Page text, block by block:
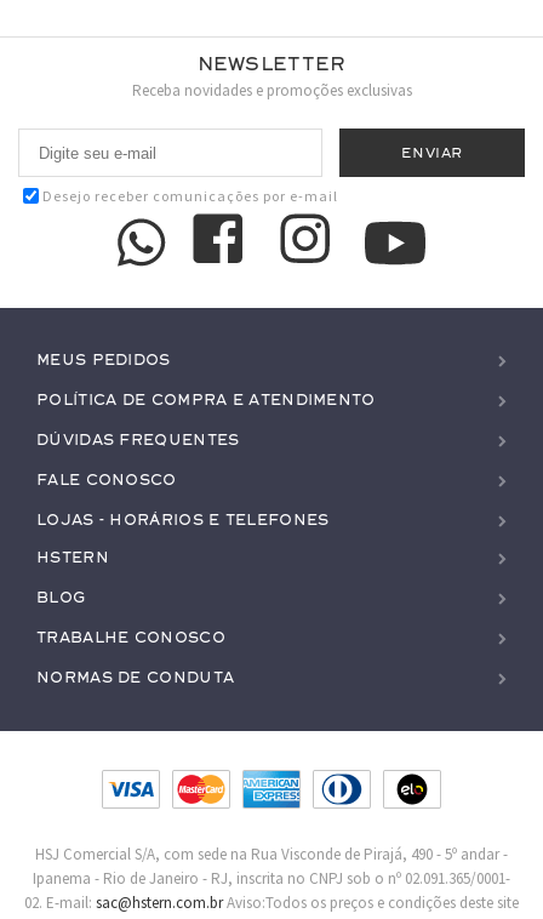
Newsletter
Receba novidades e promoções exclusivas
Desejo receber comunicações por e-mail
Meus pedidos
Política de Compra e Atendimento
Dúvidas Frequentes
Fale conosco
Lojas - Horários e Telefones
HStern
Blog
Trabalhe conosco
Normas de Conduta
HSJ Comercial S/A, com sede na Rua Visconde de Pirajá, 490 - 5º andar -
Ipanema - Rio de Janeiro - RJ, inscrita no CNPJ sob o nº 02.091.365/0001-
02. E-mail: sac@hstern.com.brAviso:Todos os preços e condições deste site